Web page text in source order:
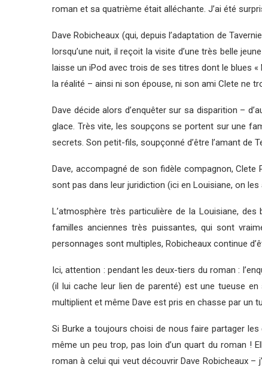
roman et sa quatrième était alléchante. J’ai été
Dave Robicheaux (qui, depuis l’adaptation de
lorsqu’une nuit, il reçoit la visite d’une très belle
laisse un iPod avec trois de ses titres dont le blues
la réalité – ainsi ni son épouse, ni son ami Clete ne
Dave décide alors d’enquêter sur sa disparition –
glace. Très vite, les soupçons se portent sur une
secrets. Son petit-fils, soupçonné d’être l’amant de
Dave, accompagné de son fidèle compagnon, Clete
sont pas dans leur juridiction (ici en Louisiane, on
L’atmosphère très particulière de la Louisiane,
familles anciennes très puissantes, qui sont
personnages sont multiples, Robicheaux continue
Ici, attention : pendant les deux-tiers du roman :
(il lui cache leur lien de parenté) est une tueuse
multiplient et même Dave est pris en chasse par un
Si Burke a toujours choisi de nous faire partager
même un peu trop, pas loin d’un quart du roman !
roman à celui qui veut découvrir Dave Robicheaux